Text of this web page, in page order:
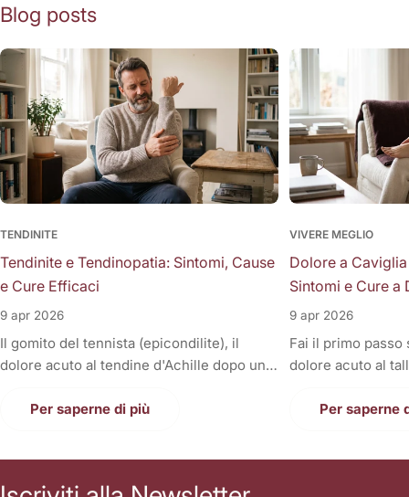
Blog posts
TENDINITE
Tendinite e Tendinopatia: Sintomi, Cause
e Cure Efficaci
9 apr 2026
Il gomito del tennista (epicondilite), il
dolore acuto al tendine d'Achille dopo una
braccio, o il fastidioso dolore al ginocchio
Per saperne di più
VIVERE MEGLIO
Dolore a
Sintomi e Cure a
9 apr 2026
Fai il primo
dolore acuto al
sono gonfie,
Per saperne